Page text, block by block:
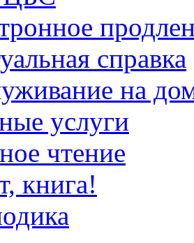
справка
на
услуги
чтение
книга!